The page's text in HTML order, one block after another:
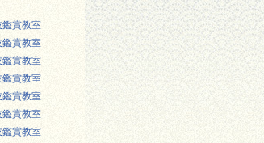
賞教室
賞教室
賞教室
賞教室
賞教室
賞教室
賞教室